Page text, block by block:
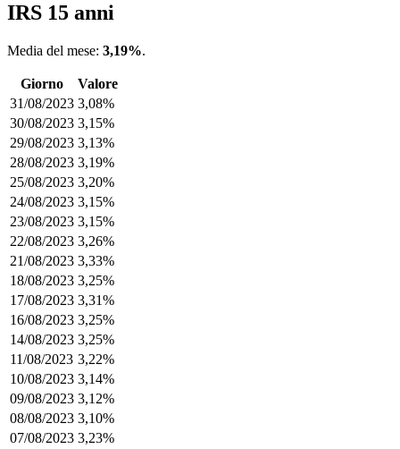
IRS 15 anni
Media del mese: 3,19%.
Giorno
Valore
31/08/2023 3,08%
30/08/2023 3,15%
29/08/2023 3,13%
28/08/2023 3,19%
25/08/2023 3,20%
24/08/2023 3,15%
23/08/2023 3,15%
22/08/2023 3,26%
21/08/2023 3,33%
18/08/2023 3,25%
17/08/2023 3,31%
16/08/2023 3,25%
14/08/2023 3,25%
11/08/2023 3,22%
10/08/2023 3,14%
09/08/2023 3,12%
08/08/2023 3,10%
07/08/2023 3,23%